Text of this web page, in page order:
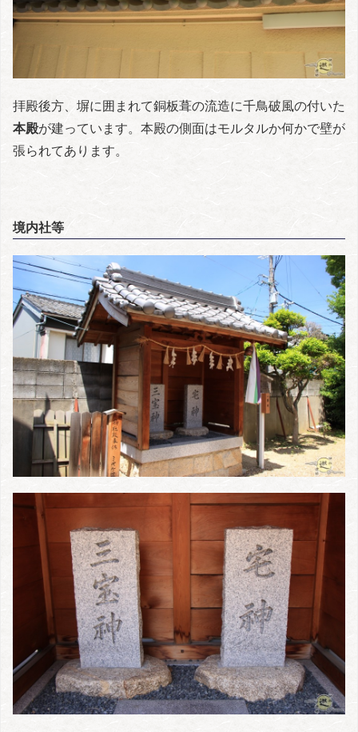
拝殿後方、塀に囲まれて銅板葺の流造に千鳥破風の付いた
本殿が建っています。本殿の側面はモルタルか何かで壁が
張られてあります。
境内社等